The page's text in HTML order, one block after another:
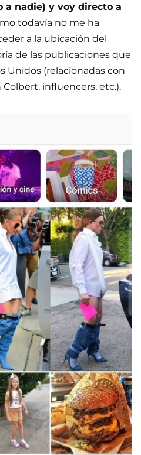
a nadie) y voy directo a
todavía no me ha
a la ubicación del
de las publicaciones que
Unidos (relacionadas con
influencers, etc.).